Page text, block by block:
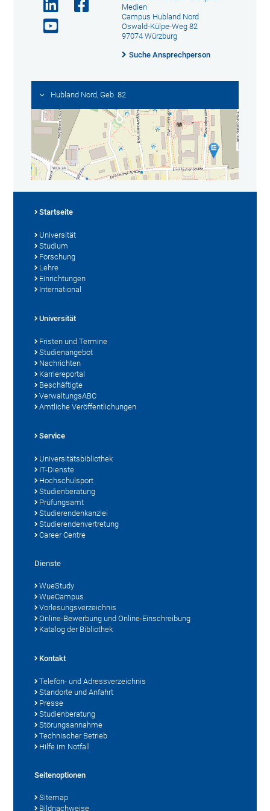
Medien
Campus Hubland Nord
Oswald-Külpe-Weg 82
97074 Würzburg
Suche Ansprechperson
Hubland Nord, Geb. 82
Startseite
Universität
Studium
Forschung
Lehre
Einrichtungen
International
Universität
Fristen und Termine
Studienangebot
Nachrichten
Karriereportal
Beschäftigte
VerwaltungsABC
Amtliche Veröffentlichungen
Service
Universitätsbibliothek
IT-Dienste
Hochschulsport
Studienberatung
Prüfungsamt
Studierendenkanzlei
Studierendenvertretung
Career Centre
Dienste
WueStudy
WueCampus
Vorlesungsverzeichnis
Online-Bewerbung und Online-Einschreibung
Katalog der Bibliothek
Kontakt
Telefon- und Adressverzeichnis
Standorte und Anfahrt
Presse
Studienberatung
Störungsannahme
Technischer Betrieb
Hilfe im Notfall
Seitenoptionen
Sitemap
Bildnachweise